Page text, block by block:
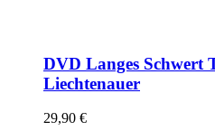
DVD Langes Schwert
Liechtenauer
29,90 €